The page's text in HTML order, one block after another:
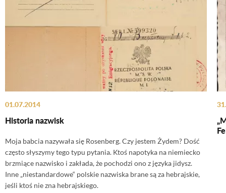
01.07.2014
Historia nazwisk
Moja babcia nazywała się Rosenberg. Czy jestem Żydem? Dość
często słyszymy tego typu pytania. Ktoś napotyka na niemiecko
brzmiące nazwisko i zakłada, że pochodzi ono z języka jidysz.
Inne „niestandardowe“ polskie nazwiska brane są za hebrajskie,
jeśli ktoś nie zna hebrajskiego.